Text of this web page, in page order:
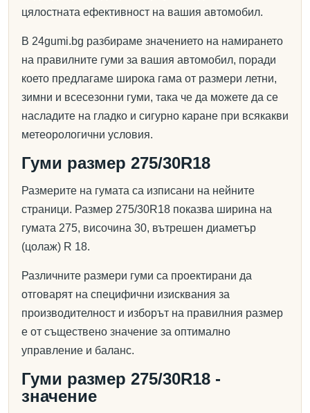
цялостната ефективност на вашия автомобил.
В 24gumi.bg разбираме значението на намирането
на правилните гуми за вашия автомобил, поради
което предлагаме широка гама от размери летни,
зимни и всесезонни гуми, така че да можете да се
насладите на гладко и сигурно каране при всякакви
метеорологични условия.
Гуми размер 275/30R18
Размерите на гумата са изписани на нейните
страници. Размер 275/30R18 показва ширина на
гумата 275, височина 30, вътрешен диаметър
(цолаж) R 18.
Различните размери гуми са проектирани да
отговарят на специфични изисквания за
производителност и изборът на правилния размер
е от съществено значение за оптимално
управление и баланс.
Гуми размер 275/30R18 -
значение